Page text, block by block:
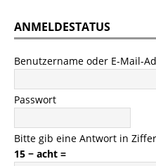
ANMELDESTATUS
Benutzername oder E-Mail-
Passwort
Bitte gib eine Antwort in
15 − acht =